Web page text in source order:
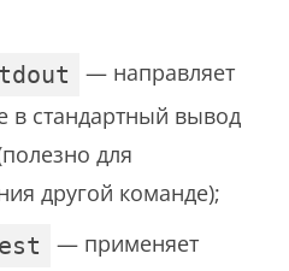
— направляет
в стандартный вывод
для
другой команде);
— применяет